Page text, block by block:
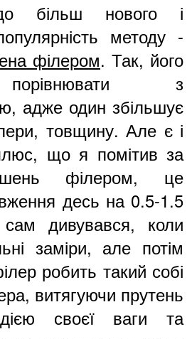
більш нового і
методу -
філером. Так, його
з
адже один збільшує
товщину. Але є і
що я помітив за
філером, це
десь на 0.5-1.5
дивувався, коли
заміри, але потім
робить такий собі
витягуючи прутень
своєї ваги та